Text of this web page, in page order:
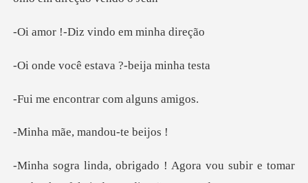
iz vindo em
estava ?-bei
ntrar com al
, mandou-t
gora vou subir e tomar